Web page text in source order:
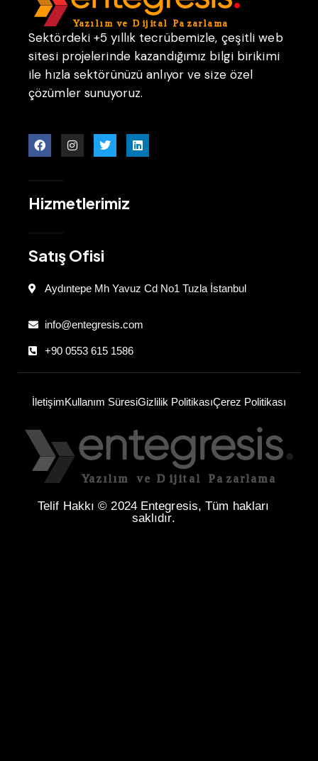
Sektördeki +5 yıllık tecrübemizle, çeşitli web
sitesi projelerinde kazandığımız bilgi birikimi
ile hızla sektörünüzü anlıyor ve size özel
çözümler sunuyoruz.
Hizmetlerimiz
Satış Ofisi
Aydıntepe Mh Yavuz Cd No1 Tuzla İstanbul
info@entegresis.com
+90 0553 615 1586
İletişimKullanım SüresiGizlilik PolitikasıÇerez Politikası
Telif Hakkı © 2024 Entegresis, Tüm hakları
saklıdır.